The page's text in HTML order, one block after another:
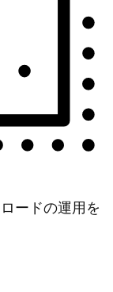
ードの運用を